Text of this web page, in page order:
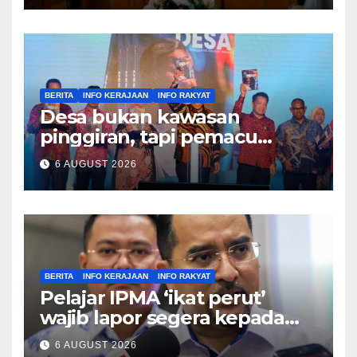
BERITA INFO KERAJAAN INFO RAKYAT
Desa bukan kawasan
pinggiran, tapi pemacu
ekonomi negara – Zahid
Hamidi
6 AUGUST 2026
BERITA INFO KERAJAAN INFO RAKYAT
Pelajar IPMA ‘ikat perut’
wajib lapor segera kepada
Pengarah – Asyraf Wajdi
6 AUGUST 2026